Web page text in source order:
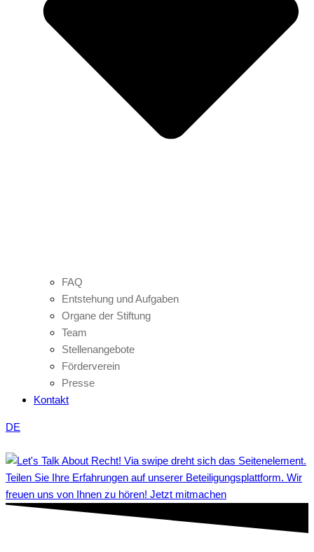
FAQ
Entstehung und Aufgaben
Organe der Stiftung
Team
Stellenangebote
Förderverein
Presse
Kontakt
DE
Teilen Sie Ihre Erfahrungen auf unserer Beteiligungsplattform. Wir
freuen uns von Ihnen zu hören! Jetzt mitmachen